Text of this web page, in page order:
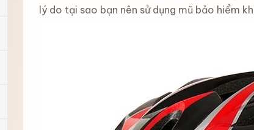
lý do tại sao bạn nên sử dụng mũ bảo hiểm